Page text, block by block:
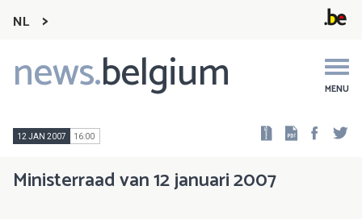
NL
news.belgium MENU
Main
navigation
12 JAN 2007 16:00
Ministerraad van 12 januari 2007